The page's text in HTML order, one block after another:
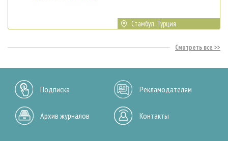
Стамбул, Турция
Смотреть все
Подписка Рекламодателям
Архив журналов Контакты